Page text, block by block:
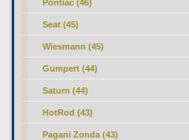
Pontiac (46)
Seat (45)
Wiesmann (45)
Gumpert (44)
Saturn (44)
HotRod (43)
Pagani Zonda (43)